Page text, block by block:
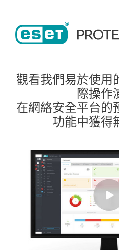
觀看我們易於使用
際操作
在網絡安全平台的
功能中獲得